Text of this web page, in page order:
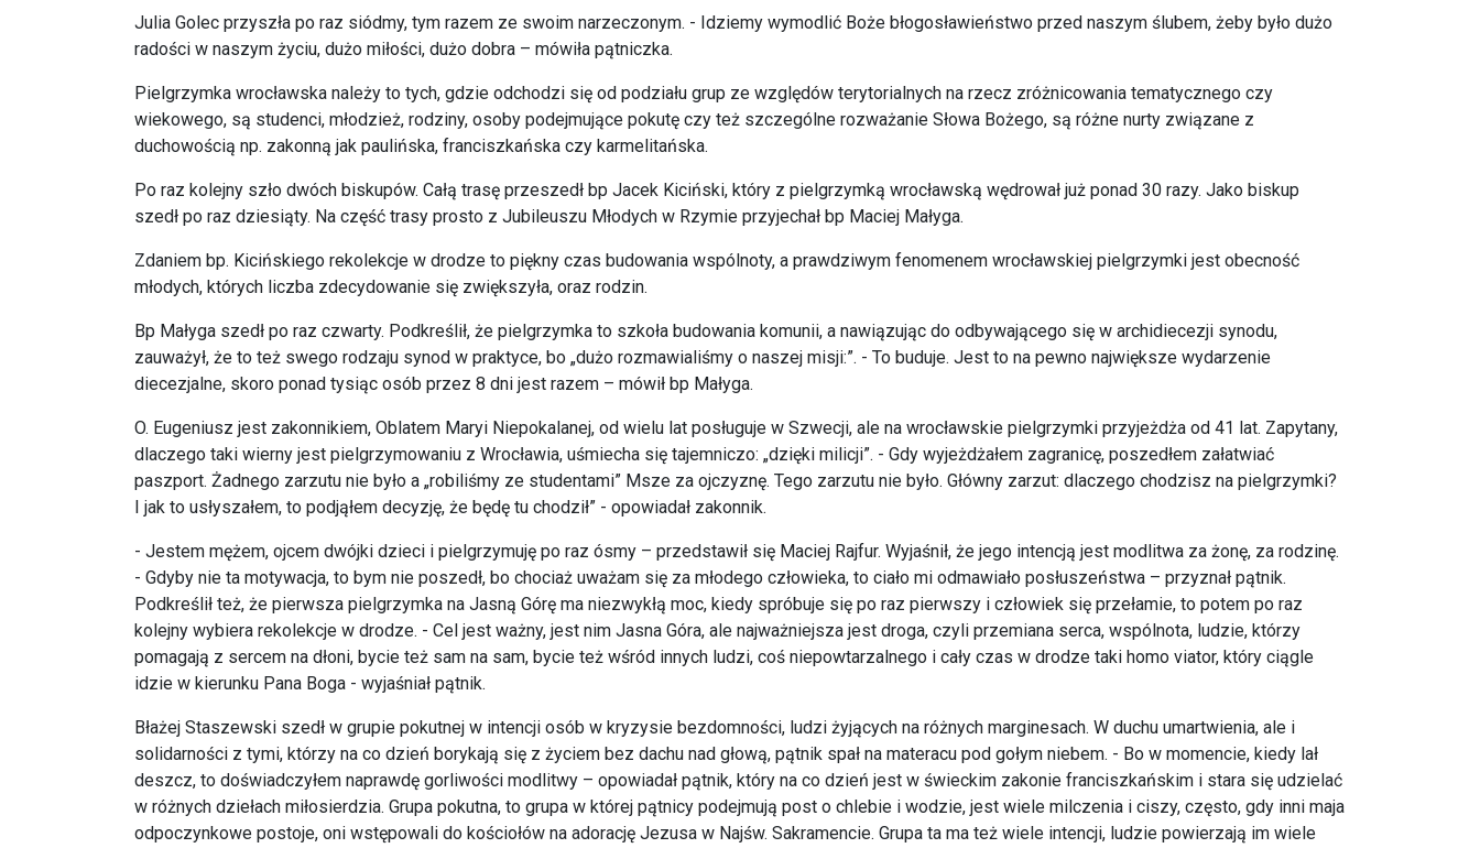
Julia Golec przyszła po raz siódmy, tym razem ze swoim narzeczonym. - Idziemy wymodlić Boże błogosławieństwo przed naszym ślubem, żeby było dużo
radości w naszym życiu, dużo miłości, dużo dobra – mówiła pątniczka.
Pielgrzymka wrocławska należy to tych, gdzie odchodzi się od podziału grup ze względów terytorialnych na rzecz zróżnicowania tematycznego czy
wiekowego, są studenci, młodzież, rodziny, osoby podejmujące pokutę czy też szczególne rozważanie Słowa Bożego, są różne nurty związane z
duchowością np. zakonną jak paulińska, franciszkańska czy karmelitańska.
Po raz kolejny szło dwóch biskupów. Całą trasę przeszedł bp Jacek Kiciński, który z pielgrzymką wrocławską wędrował już ponad 30 razy. Jako biskup
szedł po raz dziesiąty. Na część trasy prosto z Jubileuszu Młodych w Rzymie przyjechał bp Maciej Małyga.
Zdaniem bp. Kicińskiego rekolekcje w drodze to piękny czas budowania wspólnoty, a prawdziwym fenomenem wrocławskiej pielgrzymki jest obecność
młodych, których liczba zdecydowanie się zwiększyła, oraz rodzin.
Bp Małyga szedł po raz czwarty. Podkreślił, że pielgrzymka to szkoła budowania komunii, a nawiązując do odbywającego się w archidiecezji synodu,
zauważył, że to też swego rodzaju synod w praktyce, bo „dużo rozmawialiśmy o naszej misji:”. - To buduje. Jest to na pewno największe wydarzenie
diecezjalne, skoro ponad tysiąc osób przez 8 dni jest razem – mówił bp Małyga.
O. Eugeniusz jest zakonnikiem, Oblatem Maryi Niepokalanej, od wielu lat posługuje w Szwecji, ale na wrocławskie pielgrzymki przyjeżdża od 41 lat. Zapytany,
dlaczego taki wierny jest pielgrzymowaniu z Wrocławia, uśmiecha się tajemniczo: „dzięki milicji”. - Gdy wyjeżdżałem zagranicę, poszedłem załatwiać
paszport. Żadnego zarzutu nie było a „robiliśmy ze studentami” Msze za ojczyznę. Tego zarzutu nie było. Główny zarzut: dlaczego chodzisz na pielgrzymki?
I jak to usłyszałem, to podjąłem decyzję, że będę tu chodził” - opowiadał zakonnik.
- Jestem mężem, ojcem dwójki dzieci i pielgrzymuję po raz ósmy – przedstawił się Maciej Rajfur. Wyjaśnił, że jego intencją jest modlitwa za żonę, za rodzinę.
- Gdyby nie ta motywacja, to bym nie poszedł, bo chociaż uważam się za młodego człowieka, to ciało mi odmawiało posłuszeństwa – przyznał pątnik.
Podkreślił też, że pierwsza pielgrzymka na Jasną Górę ma niezwykłą moc, kiedy spróbuje się po raz pierwszy i człowiek się przełamie, to potem po raz
kolejny wybiera rekolekcje w drodze. - Cel jest ważny, jest nim Jasna Góra, ale najważniejsza jest droga, czyli przemiana serca, wspólnota, ludzie, którzy
pomagają z sercem na dłoni, bycie też sam na sam, bycie też wśród innych ludzi, coś niepowtarzalnego i cały czas w drodze taki homo viator, który ciągle
idzie w kierunku Pana Boga - wyjaśniał pątnik.
Błażej Staszewski szedł w grupie pokutnej w intencji osób w kryzysie bezdomności, ludzi żyjących na różnych marginesach. W duchu umartwienia, ale i
solidarności z tymi, którzy na co dzień borykają się z życiem bez dachu nad głową, pątnik spał na materacu pod gołym niebem. - Bo w momencie, kiedy lał
deszcz, to doświadczyłem naprawdę gorliwości modlitwy – opowiadał pątnik, który na co dzień jest w świeckim zakonie franciszkańskim i stara się udzielać
w różnych dziełach miłosierdzia. Grupa pokutna, to grupa w której pątnicy podejmują post o chlebie i wodzie, jest wiele milczenia i ciszy, często, gdy inni maja
odpoczynkowe postoje, oni wstępowali do kościołów na adorację Jezusa w Najśw. Sakramencie. Grupa ta ma też wiele intencji, ludzie powierzają im wiele